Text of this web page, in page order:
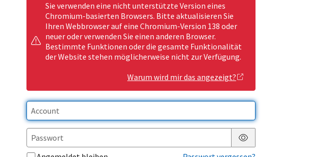
Sie verwenden eine nicht unterstützte Version eines
Chromium-basierten Browsers. Bitte aktualisieren Sie
Ihren Webbrowser auf eine Chromium-Version 138 oder
neuer oder verwenden Sie einen anderen Browser.
Bestimmte Funktionen oder die gesamte Funktionalität
der Website stehen möglicherweise nicht zur Verfügung.
Warum wird mir das angezeigt?
Passwort anzeigen